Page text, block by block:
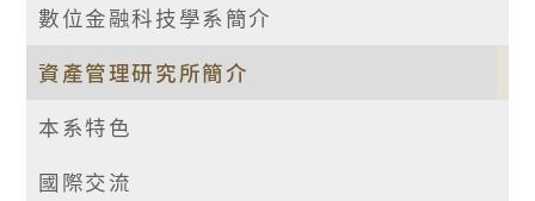
數位金融科技學系簡介
資產管理研究所簡介
本系特色
國際交流